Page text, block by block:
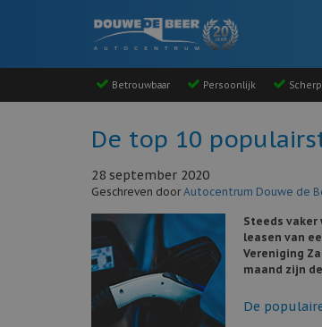
Betrouwbaar Persoonlijk
De top 10
28 september 2020
Geschreven doorAutocentrum Douwe de
Steeds
leasen van
Vereniging
maand zijn
De